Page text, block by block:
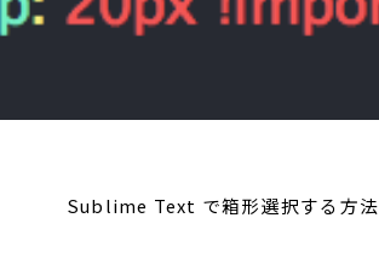
Sublime Text で箱形選択する方法